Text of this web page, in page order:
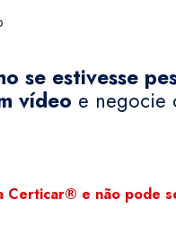
se estivesse
vídeo e negocie
Certicar® e não pode